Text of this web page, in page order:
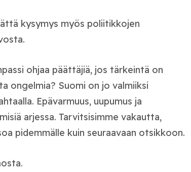
kysymys myös poliitikkojen
ohjaa päättäjiä, jos tärkeintä on
ongelmia? Suomi on jo valmiiksi
Epävarmuus, uupumus ja
arjessa. Tarvitsisimme vakautta,
pidemmälle kuin seuraavaan otsikkoon.